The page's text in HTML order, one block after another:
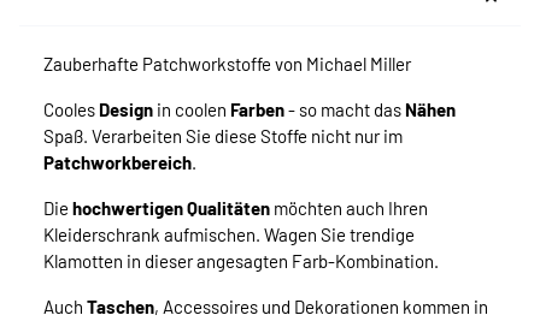
Zauberhafte Patchworkstoffe von Michael Miller
Cooles Design in coolen Farben- so macht das Nähen
Spaß. Verarbeiten Sie diese Stoffe nicht nur im
Patchworkbereich.
Die hochwertigen Qualitäten möchten auch Ihren
Kleiderschrank aufmischen. Wagen Sie trendige
Klamotten in dieser angesagten Farb-Kombination.
Auch Taschen, Accessoires und Dekorationen kommen in